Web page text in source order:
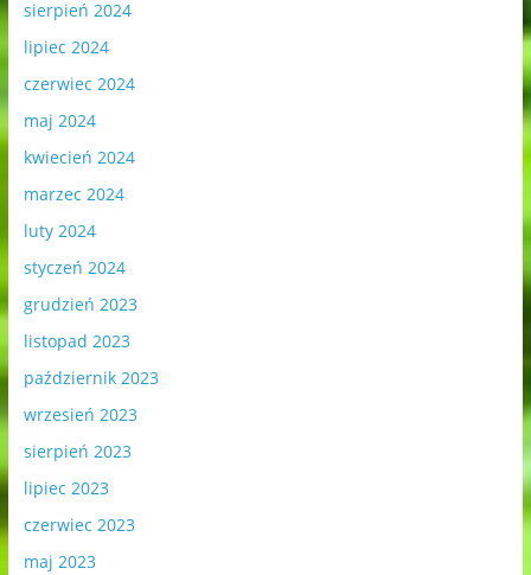
sierpień 2024
lipiec 2024
czerwiec 2024
maj 2024
kwiecień 2024
marzec 2024
luty 2024
styczeń 2024
grudzień 2023
listopad 2023
październik 2023
wrzesień 2023
sierpień 2023
lipiec 2023
czerwiec 2023
maj 2023